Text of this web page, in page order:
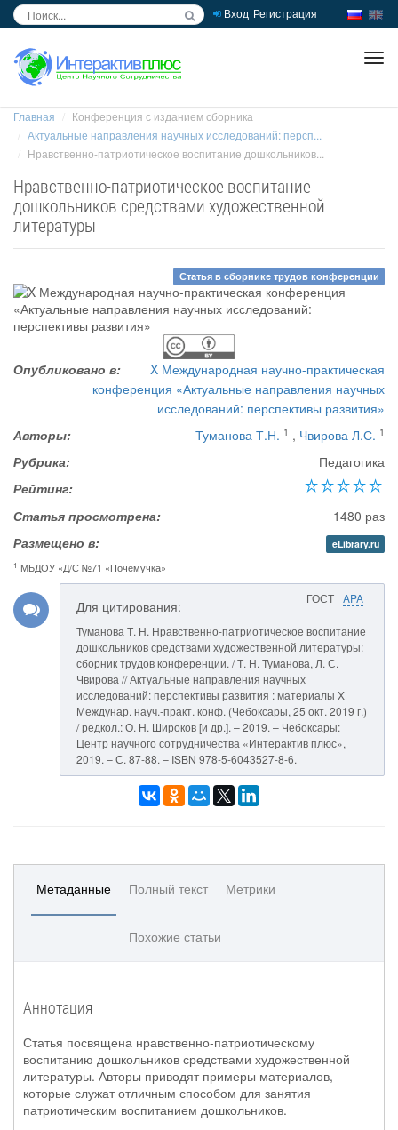
Вход Регистрация
Главная
Конференция с изданием сборника
Актуальные направления научных исследований: персп...
Нравственно-патриотическое воспитание дошкольников...
Нравственно-патриотическое воспитание
дошкольников средствами художественной
литературы
Статья в сборнике трудов конференции
Опубликовано в:
X Международная научно-практическая
конференция «Актуальные направления научных
исследований: перспективы развития»
Авторы:
Туманова Т.Н. 1 , Чвирова Л.С. 1
Рубрика:
Педагогика
Рейтинг:
Статья просмотрена:
1480 раз
Размещено в:
eLibrary.ru
1 МБДОУ «Д/С №71 «Почемучка»
ГОСТ APA
Для цитирования:
Туманова Т. Н. Нравственно-патриотическое воспитание
дошкольников средствами художественной литературы:
сборник трудов конференции. / Т. Н. Туманова, Л. С.
Чвирова // Актуальные направления научных
исследований: перспективы развития : материалы X
Междунар. науч.-практ. конф. (Чебоксары, 25 окт. 2019 г.)
/ редкол.: О. Н. Широков [и др.]. – 2019. – Чебоксары:
Центр научного сотрудничества «Интерактив плюс»,
2019. – С. 87-88. – ISBN 978-5-6043527-8-6.
Метаданные Полный текст Метрики
Похожие статьи
Аннотация
Статья посвящена нравственно-патриотическому
воспитанию дошкольников средствами художественной
литературы. Авторы приводят примеры материалов,
которые служат отличным способом для занятия
патриотическим воспитанием дошкольников.